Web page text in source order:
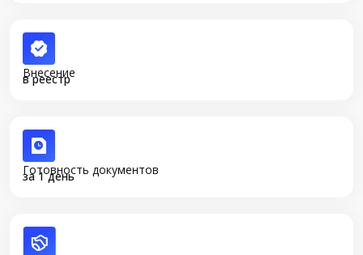
Внесение
в реестр
Готовность документов
за 1 день